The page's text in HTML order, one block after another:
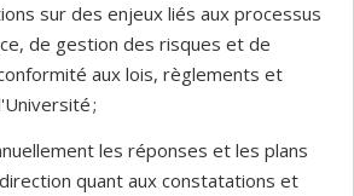
sur des enjeux liés aux processus
de gestion des risques et de
aux lois, règlements et
;
les réponses et les plans
quant aux constatations et